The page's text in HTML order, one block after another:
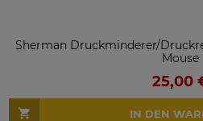
Sherman Druckminderer/
Mouse
25,00
IN DEN